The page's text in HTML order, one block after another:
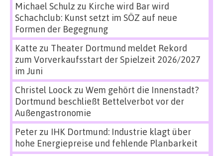
Michael Schulz zu Kirche wird Bar wird
Schachclub: Kunst setzt im SÖZ auf neue
Formen der Begegnung
Katte zu Theater Dortmund meldet Rekord
zum Vorverkaufsstart der Spielzeit 2026/2027
im Juni
Christel Loock zu Wem gehört die Innenstadt?
Dortmund beschließt Bettelverbot vor der
Außengastronomie
Peterzu IHK Dortmund: Industrie klagt über
hohe Energiepreise und fehlende Planbarkeit